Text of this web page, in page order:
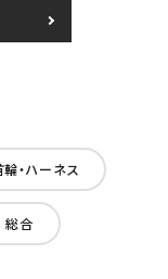
輪・ハーネス
総合